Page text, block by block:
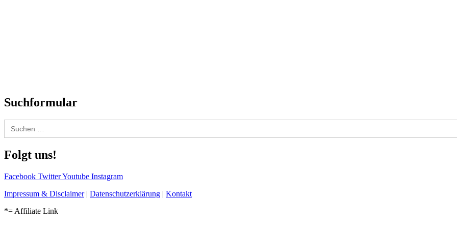
Suchformular
Search
for:
Folgt uns!
Facebook TwitterYoutube Instagram
Impressum & Disclaimer| Datenschutzerklärung | Kontakt
*= Affiliate Link